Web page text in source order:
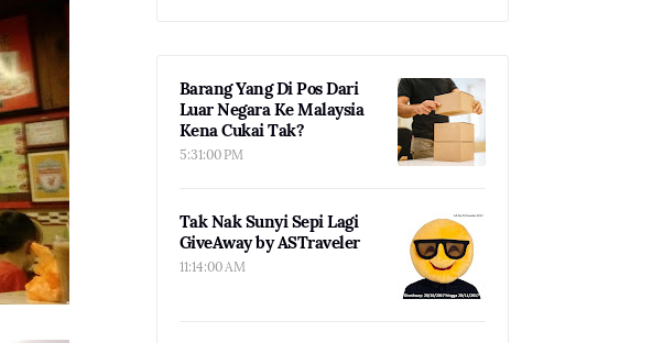
Barang Yang Di Pos Dari
Luar Negara Ke Malaysia
Kena Cukai Tak?
5:31:00 PM
Tak Nak Sunyi Sepi Lagi
GiveAway by ASTraveler
11:14:00 AM